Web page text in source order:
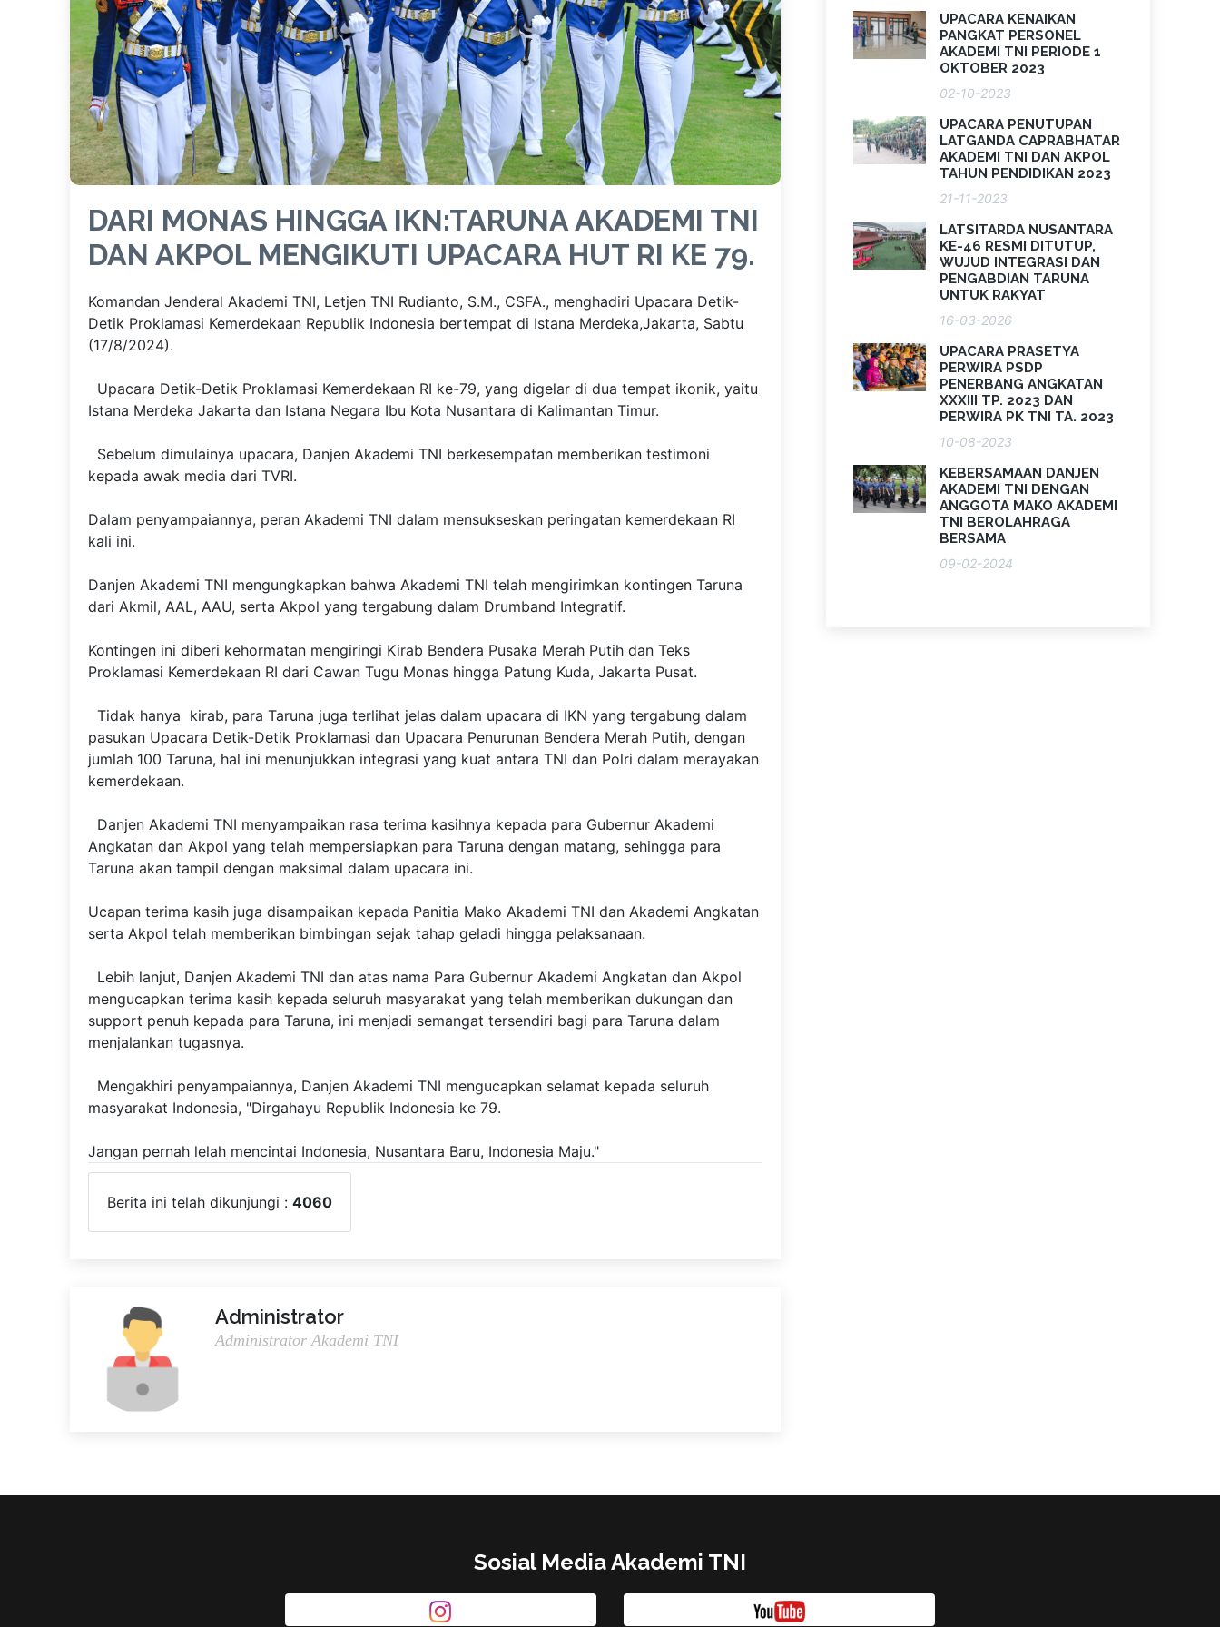
DARI MONAS HINGGA IKN:TARUNA AKADEMI TNI
DAN AKPOL MENGIKUTI UPACARA HUT RI KE 79.
Komandan Jenderal Akademi TNI, Letjen TNI Rudianto, S.M., CSFA., menghadiri Upacara Detik-
Detik Proklamasi Kemerdekaan Republik Indonesia bertempat di Istana Merdeka,Jakarta, Sabtu
(17/8/2024).
Upacara Detik-Detik Proklamasi Kemerdekaan RI ke-79, yang digelar di dua tempat ikonik, yaitu
Istana Merdeka Jakarta dan Istana Negara Ibu Kota Nusantara di Kalimantan Timur.
Sebelum dimulainya upacara, Danjen Akademi TNI berkesempatan memberikan testimoni
kepada awak media dari TVRI.
Dalam penyampaiannya, peran Akademi TNI dalam mensukseskan peringatan kemerdekaan RI
kali ini.
Danjen Akademi TNI mengungkapkan bahwa Akademi TNI telah mengirimkan kontingen Taruna
dari Akmil, AAL, AAU, serta Akpol yang tergabung dalam Drumband Integratif.
Kontingen ini diberi kehormatan mengiringi Kirab Bendera Pusaka Merah Putih dan Teks
Proklamasi Kemerdekaan RI dari Cawan Tugu Monas hingga Patung Kuda, Jakarta Pusat.
Tidak hanya kirab, para Taruna juga terlihat jelas dalam upacara di IKN yang tergabung dalam
pasukan Upacara Detik-Detik Proklamasi dan Upacara Penurunan Bendera Merah Putih, dengan
jumlah 100 Taruna, hal ini menunjukkan integrasi yang kuat antara TNI dan Polri dalam merayakan
kemerdekaan.
Danjen Akademi TNI menyampaikan rasa terima kasihnya kepada para Gubernur Akademi
Angkatan dan Akpol yang telah mempersiapkan para Taruna dengan matang, sehingga para
Taruna akan tampil dengan maksimal dalam upacara ini.
Ucapan terima kasih juga disampaikan kepada Panitia Mako Akademi TNI dan Akademi Angkatan
serta Akpol telah memberikan bimbingan sejak tahap geladi hingga pelaksanaan.
Lebih lanjut, Danjen Akademi TNI dan atas nama Para Gubernur Akademi Angkatan dan Akpol
mengucapkan terima kasih kepada seluruh masyarakat yang telah memberikan dukungan dan
support penuh kepada para Taruna, ini menjadi semangat tersendiri bagi para Taruna dalam
menjalankan tugasnya.
Mengakhiri penyampaiannya, Danjen Akademi TNI mengucapkan selamat kepada seluruh
masyarakat Indonesia, "Dirgahayu Republik Indonesia ke 79.
Jangan pernah lelah mencintai Indonesia, Nusantara Baru, Indonesia Maju."
Berita ini telah dikunjungi : 4060
Administrator
Administrator Akademi TNI
UPACARA KENAIKAN
PANGKAT PERSONEL
AKADEMI TNI PERIODE 1
OKTOBER 2023
02-10-2023
UPACARA PENUTUPAN
LATGANDA CAPRABHATAR
AKADEMI TNI DAN AKPOL
TAHUN PENDIDIKAN 2023
21-11-2023
LATSITARDA NUSANTARA
KE-46 RESMI DITUTUP,
WUJUD INTEGRASI DAN
PENGABDIAN TARUNA
UNTUK RAKYAT
16-03-2026
UPACARA PRASETYA
PERWIRA PSDP
PENERBANG ANGKATAN
XXXIII TP. 2023 DAN
PERWIRA PK TNI TA. 2023
10-08-2023
KEBERSAMAAN DANJEN
AKADEMI TNI DENGAN
ANGGOTA MAKO AKADEMI
TNI BEROLAHRAGA
BERSAMA
09-02-2024
Sosial Media Akademi TNI